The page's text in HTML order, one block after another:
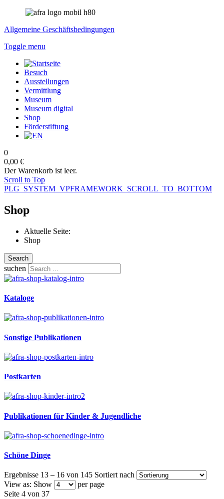
Allgemeine Geschäftsbedingungen
Toggle menu
Besuch
Ausstellungen
Vermittlung
Museum
Museum digital
Shop
Förderstiftung
0
0,00 €
Der Warenkorb ist leer.
Scroll to Top
PLG_SYSTEM_VPFRAMEWORK_SCROLL_TO_BOTTOM
Shop
Aktuelle Seite:
Shop
Search
suchen
Kataloge
Sonstige Publikationen
Postkarten
Publikationen für Kinder & Jugendliche
Schöne Dinge
Ergebnisse 13 – 16 von 145 Sortiert nach
View as: Show
per page
Seite 4 von 37